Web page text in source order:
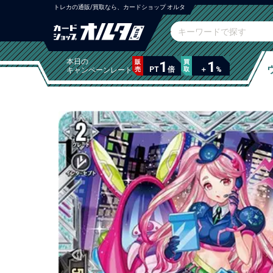
トレカの通販/買取なら、カードショップ オルタ
本日の
キャンペーンレート
販
売
PT1 倍
買
取
＋ 1 %